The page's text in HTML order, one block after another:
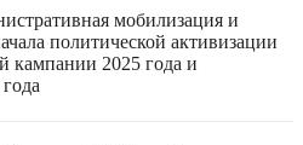
мобилизация и
политической активизации
кампании 2025 года и